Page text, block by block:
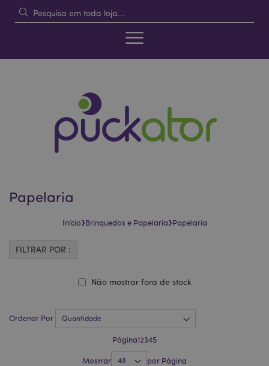
Papelaria
Início›Brinquedos e Papelaria›Papelaria
Ordenar Por
Página12345
Mostrar por Página
Não mostrar fora de stock
FILTRAR POR :